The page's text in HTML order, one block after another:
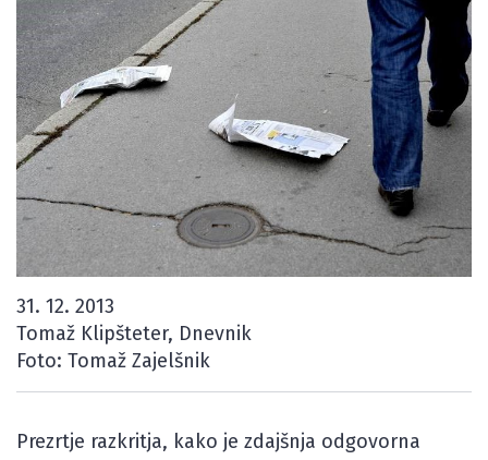
31. 12. 2013
Tomaž Klipšteter, Dnevnik
Foto: Tomaž Zajelšnik
Prezrtje razkritja, kako je zdajšnja odgovorna